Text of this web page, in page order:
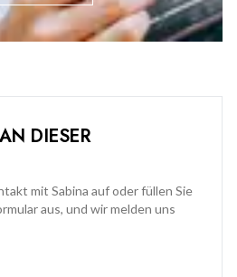
DIESER
mit Sabina auf oder füllen Sie
aus, und wir melden uns